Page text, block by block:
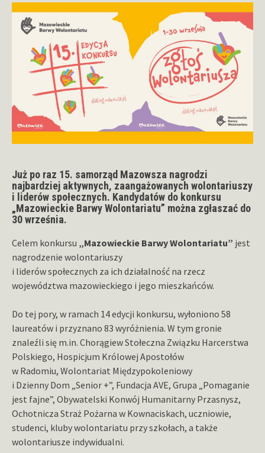
Już po raz 15. samorząd Mazowsza nagrodzi
najbardziej aktywnych, zaangażowanych wolontariuszy
i liderów społecznych. Kandydatów do konkursu
„Mazowieckie Barwy Wolontariatu” można zgłaszać do
30 września.
Celem konkursu „Mazowieckie Barwy Wolontariatu” jest
nagrodzenie wolontariuszy
i liderów społecznych za ich działalność na rzecz
województwa mazowieckiego i jego mieszkańców.
Do tej pory, w ramach 14 edycji konkursu, wyłoniono 58
laureatów i przyznano 83 wyróżnienia. W tym gronie
znaleźli się m.in. Chorągiew Stołeczna Związku Harcerstwa
Polskiego, Hospicjum Królowej Apostołów
w Radomiu, Wolontariat Międzypokoleniowy
i Dzienny Dom „Senior +”, Fundacja AVE, Grupa „Pomaganie
jest fajne”, Obywatelski Konwój Humanitarny Przasnysz,
Ochotnicza Straż Pożarna w Kownaciskach, uczniowie,
studenci, kluby wolontariatu przy szkołach, a także
wolontariusze indywidualni.